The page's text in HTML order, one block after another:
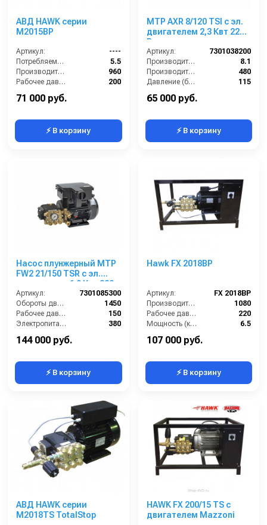
АВД HAWK серии
M2015BP
Артикул:
----
Потребляемая мощность (кВт):
5.5
Производительность (л/ч):
960
Рабочее давление (бар):
200
Мощность (кВт):
71 000 руб.
⚡ В корзину
MTP AXR 8/120 TSI с эл.
двигателем 2,3 Квт 220
В
Артикул:
7301038200
Производительность (л/мин):
8.1
Производительность (л/ч):
480
Давление (бар):
115
Рабочее давление (бар):
65 000 руб.
⚡ В корзину
Насос плунжерный MTP
FW2 21/150 TSR с эл.
двигателем 6,9 Квт 380
В
Артикул:
7301085300
Обороты двигателя (об/мин):
1450
Рабочее давление (бар):
150
Электропитание (В):
380
144 000 руб.
⚡ В корзину
Hawk FX 2018BP
Артикул:
FX 2018BP
Производительность (л/ч):
1080
Рабочее давление (бар):
220
Мощность (кВт):
6.5
107 000 руб.
⚡ В корзину
АВД HAWK серии
M2018TS TotalStop
HAWK FX 200/15 TS с
двигателем Mazzoni